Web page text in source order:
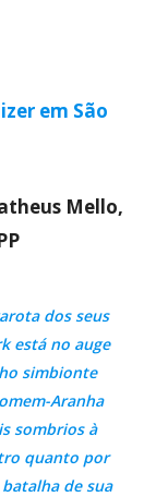
em São
Mello,
dos seus
está no auge
simbionte
Aranha
sombrios à
quanto por
de sua